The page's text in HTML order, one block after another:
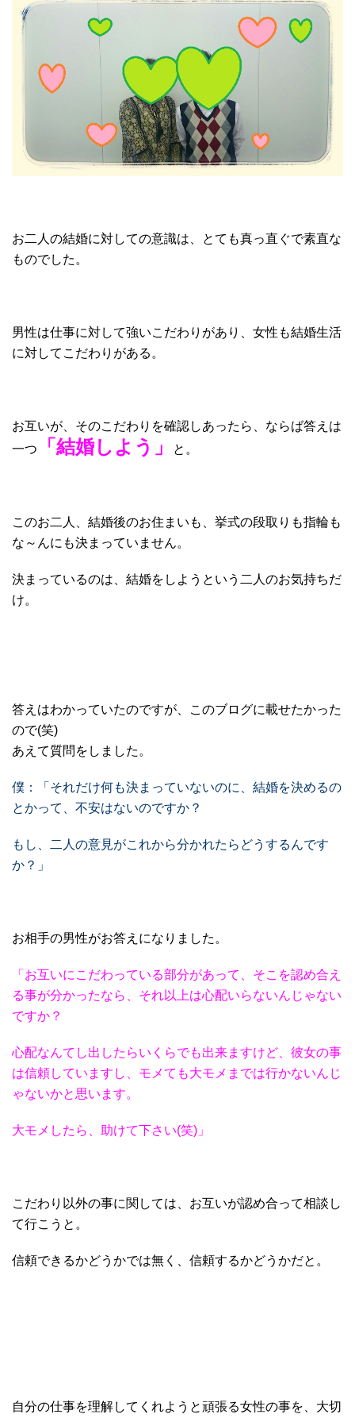
お二人の結婚に対しての意識は、とても真っ直ぐで素直な
ものでした。
男性は仕事に対して強いこだわりがあり、女性も結婚生活
に対してこだわりがある。
お互いが、そのこだわりを確認しあったら、ならば答えは
一つ
「結婚しよう」 と。
このお二人、結婚後のお住まいも、挙式の段取りも指輪も
な～んにも決まっていません。
決まっているのは、結婚をしようという二人のお気持ちだ
け。
答えはわかっていたのですが、このブログに載せたかった
ので(笑)
あえて質問をしました。
僕：「それだけ何も決まっていないのに、結婚を決めるの
とかって、不安はないのですか？
もし、二人の意見がこれから分かれたらどうするんです
か？」
お相手の男性がお答えになりました。
「お互いにこだわっている部分があって、そこを認め合え
る事が分かったなら、それ以上は心配いらないんじゃない
ですか？
心配なんてし出したらいくらでも出来ますけど、彼女の事
は信頼していますし、モメても大モメまでは行かないんじ
ゃないかと思います。
大モメしたら、助けて下さい(笑)」
こだわり以外の事に関しては、お互いが認め合って相談し
て行こうと。
信頼できるかどうかでは無く、信頼するかどうかだと。
自分の仕事を理解してくれようと頑張る女性の事を、大切